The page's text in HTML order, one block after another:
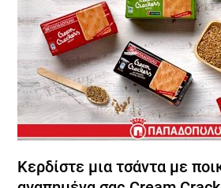
Κερδίστε μια τσάντα με